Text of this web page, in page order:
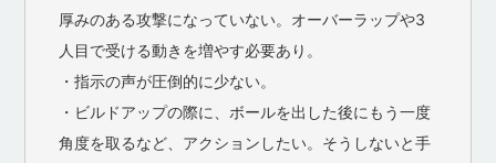
厚みのある攻撃になっていない。オーバーラップや3
人目で受ける動きを増やす必要あり。
・指示の声が圧倒的に少ない。
・ビルドアップの際に、ボールを出した後にもう一度
角度を取るなど、アクションしたい。そうしないと手